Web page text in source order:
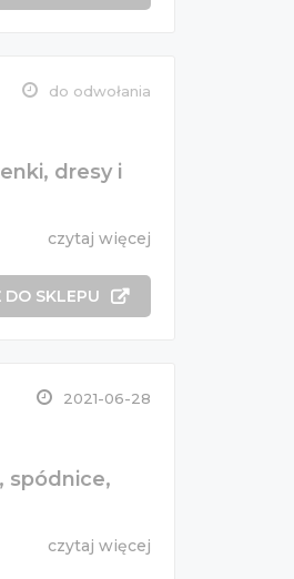
do odwołania
dresy i
czytaj więcej
DO SKLEPU
2021-06-28
spódnice,
czytaj więcej